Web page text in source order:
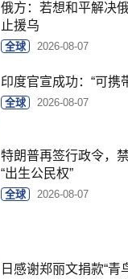
俄方：若想和平解决
止援乌
全球 2026-08-07
印度官宣成功：“可携
全球 2026-08-07
特朗普再签行政令，
“出生公民权”
全球 2026-08-07
日感谢郑丽文捐款“青